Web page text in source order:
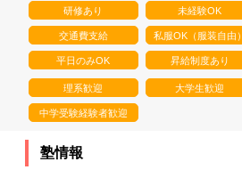
研修あり 未経験OK
交通費支給 私服OK（服装自由）
平日のみOK 昇給制度あり
理系歓迎 大学生歓迎
中学受験経験者歓迎
塾情報